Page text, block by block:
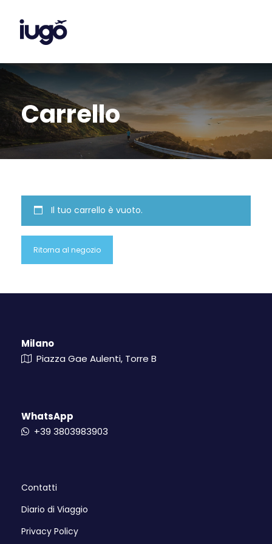
Carrello
Il tuo carrello è vuoto.
Ritorna al negozio
Milano
Piazza Gae Aulenti, Torre B
WhatsApp
+39 3803983903
Contatti
Diario di Viaggio
Privacy Policy